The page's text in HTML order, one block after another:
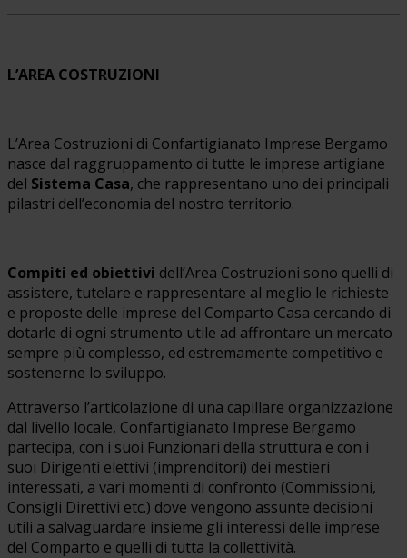
L’AREA COSTRUZIONI
L’Area Costruzioni di Confartigianato Imprese Bergamo
nasce dal raggruppamento di tutte le imprese artigiane
del Sistema Casa, che rappresentano uno dei principali
pilastri dell’economia del nostro territorio.
Compiti ed obiettivi dell’Area Costruzioni sono quelli di
assistere, tutelare e rappresentare al meglio le richieste
e proposte delle imprese del Comparto Casa cercando di
dotarle di ogni strumento utile ad affrontare un mercato
sempre più complesso, ed estremamente competitivo e
sostenerne lo sviluppo.
Attraverso l’articolazione di una capillare organizzazione
dal livello locale, Confartigianato Imprese Bergamo
partecipa, con i suoi Funzionari della struttura e con i
suoi Dirigenti elettivi (imprenditori) dei mestieri
interessati, a vari momenti di confronto (Commissioni,
Consigli Direttivi etc.) dove vengono assunte decisioni
utili a salvaguardare insieme gli interessi delle imprese
del Comparto e quelli di tutta la collettività.